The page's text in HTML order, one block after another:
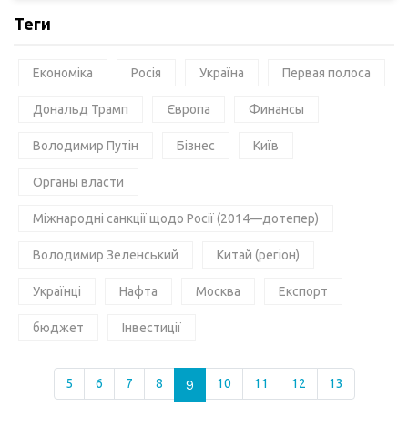
Теги
Економіка Росія Україна Первая полоса
Дональд Трамп Європа Финансы
Володимир Путін Бізнес Київ
Органы власти
Міжнародні санкції щодо Росії (2014—дотепер)
Володимир Зеленський Китай (регіон)
Українці Нафта Москва Експорт
бюджет Інвестиції
5 6 7 8 9 10 11 12 13